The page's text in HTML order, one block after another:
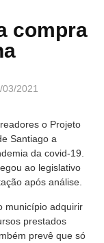
compra
03/2021
o Projeto
Santiago a
da covid-19.
ao legislativo
após análise.
município adquirir
prestados
prevê que só